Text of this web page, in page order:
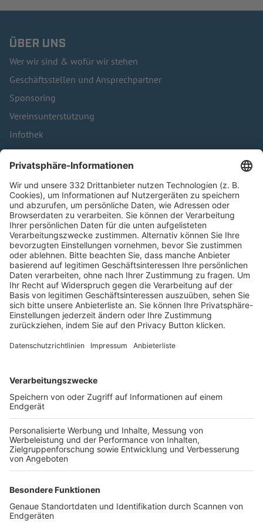
ÜBER UNS
Wer wir sind & wofür wir stehen
Geschäftsstellen und Ansprechpartner
Sponsoring
Vereinsunterstützung
Infothek
Kontakt
HÄUFIG BESUCHTE SEITEN
Pässe und Vereinswechsel
Trainerausbildung
Schulungsangebot Vereinsmitarbeiter
BFV-Geschäftsstellen
Trainerbörse
Login SpielPlus
FOLGE DEM BFV
TOP-VEREINE
TOP-PARTNER